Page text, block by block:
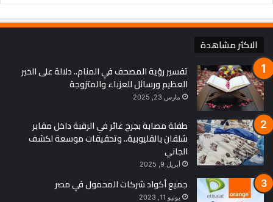
بهذا الاكتشاف، يقترب الطب من تقديم علاج فعّال يحسن حياة
الملايين الذين يعانون من فقدان الشعر الناتج عن اضطرابات مناعية
ذاتية.
الثعلبة
نمو الشعر
الاكثر مشاهدة
تفسير رؤية المصحف في المنام.. دلالة على الخير
العظيم ورسائل للعزباء والمتزوجة
مارس 23, 2025
طفلة مصابة بجرح غائر في الرقبة داخل مقابر
شلقان بالقليوبية.. وتحقيقات موسعة لكشف
الجاني
أبريل 9, 2025
جميع أكواد شركات المحمول في مصر
يونيو 11, 2023